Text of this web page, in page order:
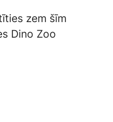
zem šīm
Dino Zoo